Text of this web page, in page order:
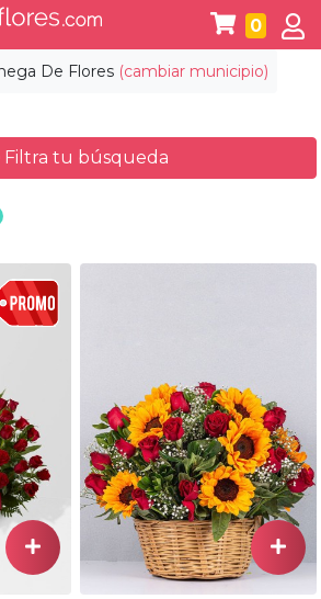
De Flores (cambiar municipio)
0
Filtra tu búsqueda